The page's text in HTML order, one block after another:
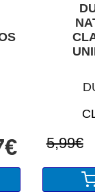
5,99€